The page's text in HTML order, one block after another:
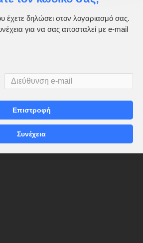
έχετε δηλώσει στον λογαριασμό σας.
για να σας αποσταλεί με e-mail
Επιστροφή
Συνέχεια